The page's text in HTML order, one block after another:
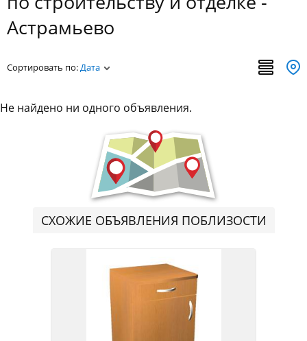
Астрамьево
Сортировать по:Дата
Не найдено ни одного объявления.
СХОЖИЕ ОБЪЯВЛЕНИЯ ПОБЛИЗОСТИ